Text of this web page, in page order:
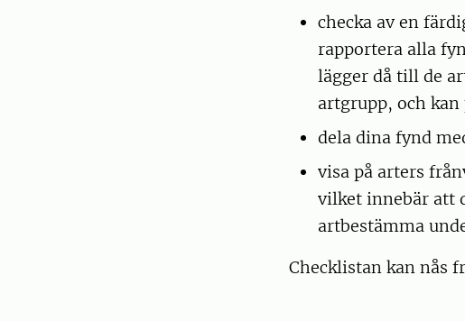
checka av en
rapportera alla
lägger då till de
artgrupp, och
dela dina fynd
visa på arters
vilket innebär att
artbestämma
Checklistan kan nås